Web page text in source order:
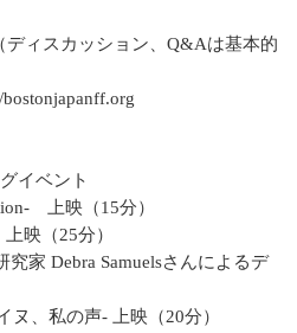
ィスカッション、Q&Aは基本的
イベント
上映（15分）
映（25分）
家 Debra Samuelsさんによるデ
ヌ、私の声- 上映（20分）